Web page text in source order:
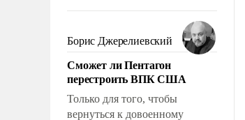
сложна и амбициозна. Однако
и ее реализация радикально
поднимет наши боевые
возможности.
Борис Джерелиевский
Сможет ли Пентагон
перестроить ВПК США
Только для того, чтобы
вернуться к довоенному